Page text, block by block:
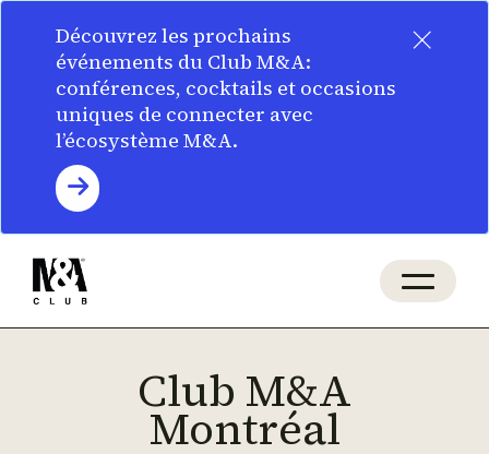
×
Découvrez les prochains
événements du Club M&A:
conférences, cocktails et occasions
uniques de connecter avec
l’écosystème M&A.
Club M&A
Montréal